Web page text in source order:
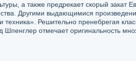
а также предрекает скорый закат
Другими выдающимися
Решительно пренебрегая
отмечает оригинальность